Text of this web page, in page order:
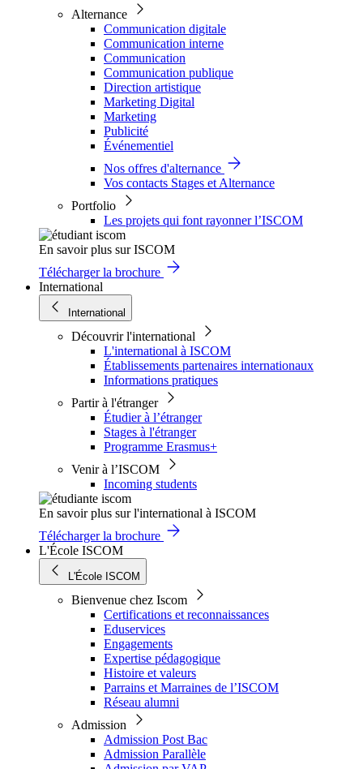
Alternance
Communication digitale
Communication interne
Communication
Communication publique
Direction artistique
Marketing Digital
Marketing
Publicité
Événementiel
Nos offres d'alternance
Vos contacts Stages et Alternance
Portfolio
Les projets qui font rayonner l’ISCOM
En savoir plus sur ISCOM
Télécharger la brochure
International
International
Découvrir l'international
L'international à ISCOM
Établissements partenaires internationaux
Informations pratiques
Partir à l'étranger
Étudier à l’étranger
Stages à l'étranger
Programme Erasmus+
Venir à l’ISCOM
Incoming students
En savoir plus sur l'international à ISCOM
Télécharger la brochure
L'École ISCOM
L'École ISCOM
Bienvenue chez Iscom
Certifications et reconnaissances
Eduservices
Engagements
Expertise pédagogique
Histoire et valeurs
Parrains et Marraines de l’ISCOM
Réseau alumni
Admission
Admission Post Bac
Admission Parallèle